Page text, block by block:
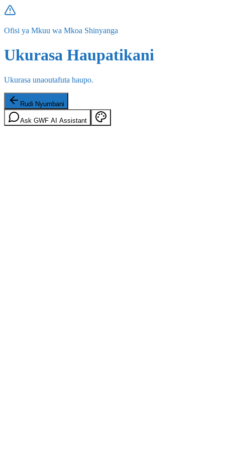
Ofisi ya Mkuu wa Mkoa Shinyanga
Ukurasa Haupatikani
Ukurasa unaoutafuta haupo.
Rudi Nyumbani
Ask GWF AI Assistant